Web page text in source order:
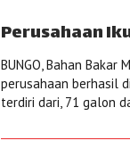
Perusahaan
BUNGO, Bahan Bakar
perusahaan berhasil
terdiri dari, 71 galon